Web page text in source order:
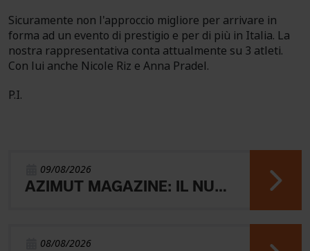
09/08/2026
AZIMUT MAGAZINE: IL NUOVO NUMERO
08/08/2026
Sicuramente non l'approccio migliore per arrivare in
forma ad un evento di prestigio e per di più in Italia. La
nostra rappresentativa conta attualmente su 3 atleti.
Con lui anche Nicole Riz e Anna Pradel.
P.I.